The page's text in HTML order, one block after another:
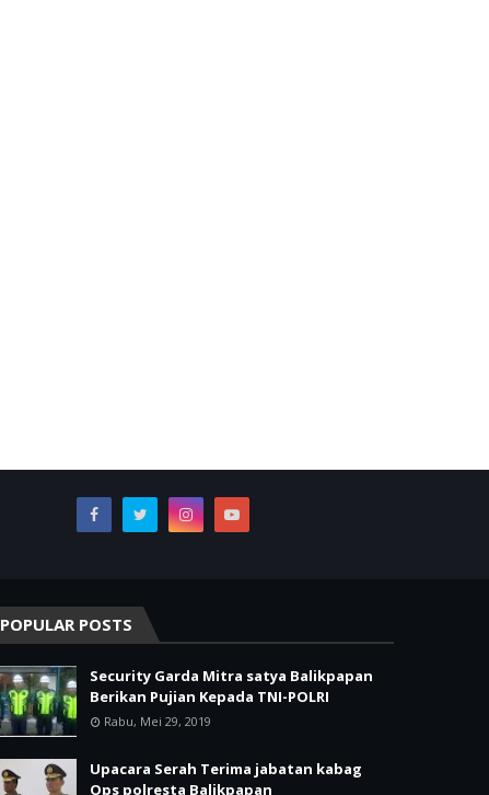
POPULAR POSTS
Security Garda Mitra satya Balikpapan
Berikan Pujian Kepada TNI-POLRI
Rabu, Mei 29, 2019
Upacara Serah Terima jabatan kabag
Ops polresta Balikpapan